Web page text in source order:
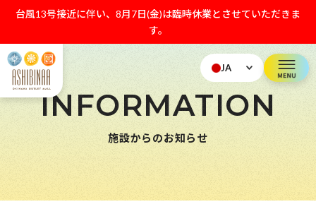
台風13号接近に伴い、8月7日(金)は臨時休業とさせていただきま
す。
JA
INFORMATION
施設からのお知らせ